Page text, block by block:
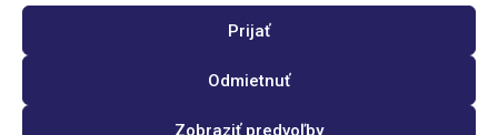
Prijať
Odmietnuť
Zobraziť predvoľby
Copyright (c) 2025 SK CHIPS Competence Centre